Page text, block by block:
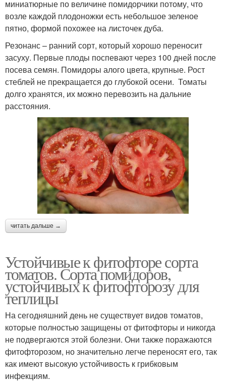
миниатюрные по величине помидорчики потому, что
возле каждой плодоножки есть небольшое зеленое
пятно, формой похожее на листочек дуба.
Резонанс – ранний сорт, который хорошо переносит
засуху. Первые плоды поспевают через 100 дней после
посева семян. Помидоры алого цвета, крупные. Рост
стеблей не прекращается до глубокой осени. Томаты
долго хранятся, их можно перевозить на дальние
расстояния.
читать дальше →
Устойчивые к фитофторе сорта
томатов. Сорта помидоров,
устойчивых к фитофторозу для
теплицы
На сегодняшний день не существует видов томатов,
которые полностью защищены от фитофторы и никогда
не подвергаются этой болезни. Они также поражаются
фитофторозом, но значительно легче переносят его, так
как имеют высокую устойчивость к грибковым
инфекциям.